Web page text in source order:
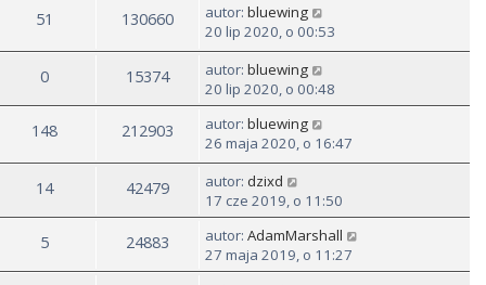
51 130660 autor: bluewing
20 lip 2020, o 00:53
0 15374 autor: bluewing
20 lip 2020, o 00:48
148 212903 autor: bluewing
26 maja 2020, o 16:47
14 42479 autor: dzixd
17 cze 2019, o 11:50
5 24883 autor: AdamMarshall
27 maja 2019, o 11:27